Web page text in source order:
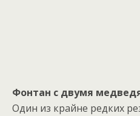
Фонтан с двумя
Один из крайне редких